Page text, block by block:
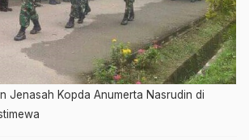
Jenasah Kopda Anumerta Nasrudin di